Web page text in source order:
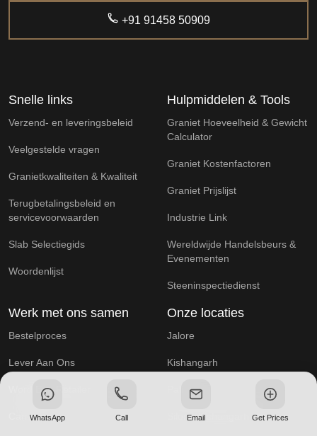
+91 91458 50909
Snelle links
Verzend- en leveringsbeleid
Veelgestelde vragen
Granietkwaliteiten & Kwaliteit
Terugbetalingsbeleid en
servicevoorwaarden
Slab Selectiegids
Woordenlijst
Hulpmiddelen & Tools
Graniet Hoeveelheid & Gewicht
Calculator
Graniet Kostenfactoren
Graniet Prijslijst
Industrie Link
Wereldwijde Handelsbeurs &
Evenementen
Steeninspectiedienst
Werk met ons samen
Bestelproces
Lever Aan Ons
Word Een Retailer
Carrières
Onze locaties
Jalore
Kishangarh
Silore, Kishangarh
WhatsApp Call Email Get Prices